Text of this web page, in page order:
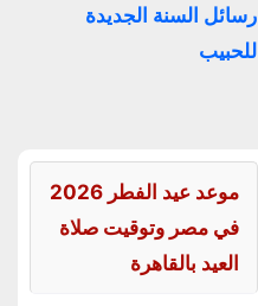
رسائل السنة الجديدة
للحبيب
موعد عيد الفطر 2026
في مصر وتوقيت صلاة
العيد بالقاهرة